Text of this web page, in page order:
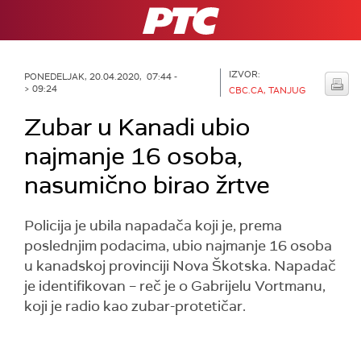
RTS
PONEDELJAK, 20.04.2020, 07:44 -
> 09:24
IZVOR:
CBC.CA, TANJUG
Zubar u Kanadi ubio
najmanje 16 osoba,
nasumično birao žrtve
Policija je ubila napadača koji je, prema
poslednjim podacima, ubio najmanje 16 osoba
u kanadskoj provinciji Nova Škotska. Napadač
je identifikovan – reč je o Gabrijelu Vortmanu,
koji je radio kao zubar-protetičar.